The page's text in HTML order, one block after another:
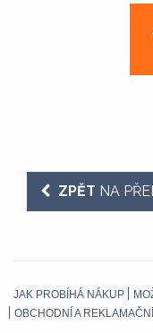
ZPĚT NA
JAK PROBÍHÁ NÁKUP
OBCHODNÍ A